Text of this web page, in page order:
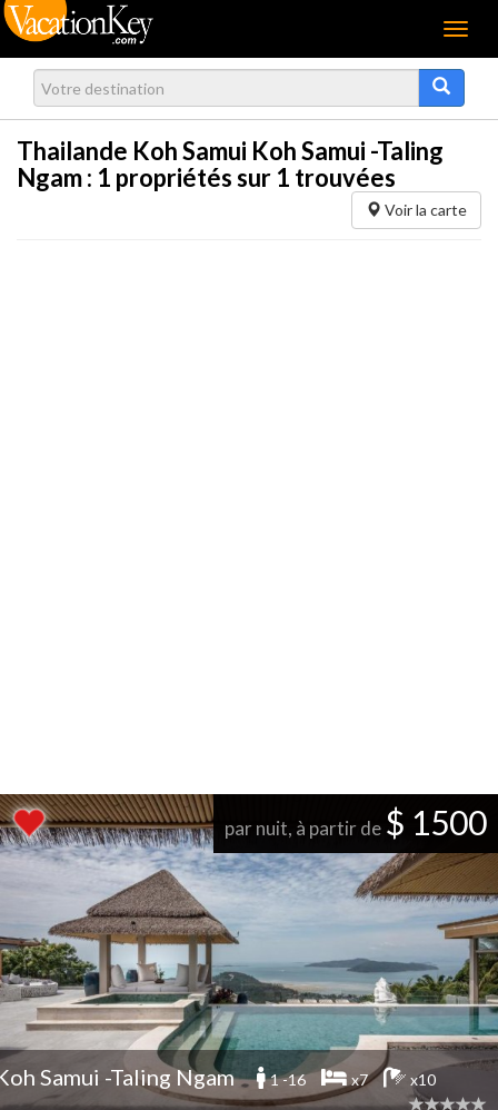
Menu
Thailande Koh Samui Koh Samui -Taling
Ngam : 1 propriétés sur 1 trouvées
Voir la carte
par nuit, à partir de $ 1500
Samui -Taling Ngam 1 -16 x7 x10